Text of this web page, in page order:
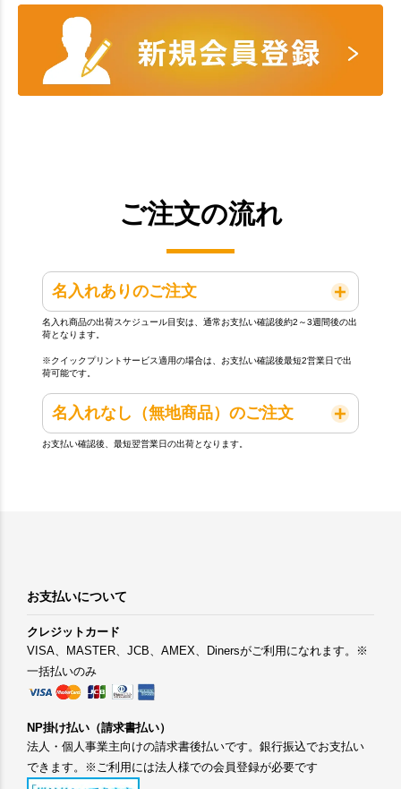
ご注文の流れ
名入れありのご注文
名入れ商品の出荷スケジュール目安は、通常お支払い確認後約2～3週間後の出
荷となります。
※クイックプリントサービス適用の場合は、お支払い確認後最短2営業日で出
荷可能です。
名入れなし（無地商品）のご注文
お支払い確認後、最短翌営業日の出荷となります。
お支払いについて
クレジットカード
VISA、MASTER、JCB、AMEX、Dinersがご利用になれます。※
一括払いのみ
NP掛け払い（請求書払い）
法人・個人事業主向けの請求書後払いです。銀行振込でお支払い
できます。※ご利用には法人様での会員登録が必要です